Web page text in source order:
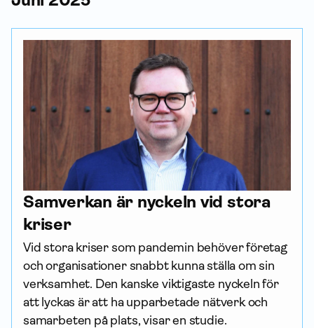
Samverkan är nyckeln vid stora
kriser
Vid stora kriser som pandemin behöver företag
och organisationer snabbt kunna ställa om sin
verksamhet. Den kanske viktigaste nyckeln för
att lyckas är att ha upparbetade nätverk och
samarbeten på plats, visar en studie.